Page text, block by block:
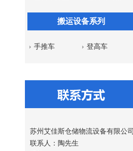
搬运设备系列
手推车 登高车
苏州艾佳斯仓储物流设备有限公司
联系人：陶先生